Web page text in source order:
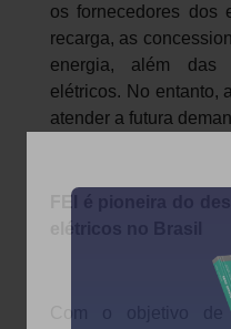
os fornecedores dos
recarga, as
energia, além das
elétricos. No entanto,
atender a futura
Com o objetivo de